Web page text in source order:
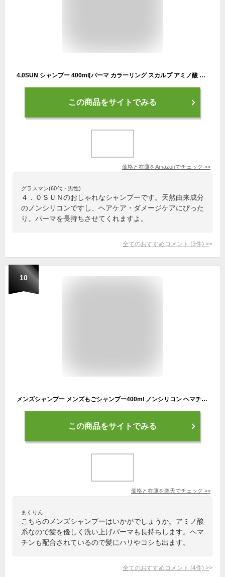
4.0SUN シャンプー 400ml[パーマ カラーリング スカルプ アミノ酸 ノンシリコン ノンパラベン 酸性 サロン BOTTOMS(ボトムス)監修]
この商品をサイトでみる
価格と在庫をAmazonでチェック >>
グラスマン(60代・男性)
４．０ＳＵＮのおしゃれなシャンプーです。天然由来成分
のノンシリコンですし、ヘアケア・ダメージケアにぴった
り。パーマを長持ちさせてくれますよ。
全てのおすすめコメント (3件) >
10
メンズシャンプー メンズもごシャンプー400ml ノンシリコン ヘマチン配合シャンプー メンズ スカルプ 美容室専売 育毛 日本製 くせ毛 ノンシリコン 泡立ち スッキリ ベタつかない 地肌 乾燥 栄養 30代 40代 男性 メンズごもシャンプー もごシャンプー ごもシャンプー
この商品をサイトでみる
価格と在庫を楽天でチェック >>
まくりん
こちらのメンズシャンプーはいかがでしょうか。アミノ酸
系なので髪を優しく洗い上げパーマも長持ちします。ヘマ
チンも配合されているので髪にハリやコシも出ます。
全てのおすすめコメント (4件) >